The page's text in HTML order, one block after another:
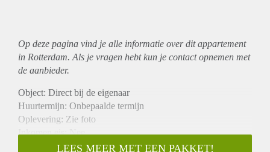
Op deze pagina vind je alle informatie over ditappartement
in Rotterdam. Als je vragen hebt kun je contact opnemen met
de aanbieder.
Object: Direct bij de eigenaar
Huurtermijn: Onbepaalde termijn
Oplevering: Zie foto
Inkomen eis: Nee
Garantiestelling mogelijk: Nee
LEES MEER MET EEN PAKKET!